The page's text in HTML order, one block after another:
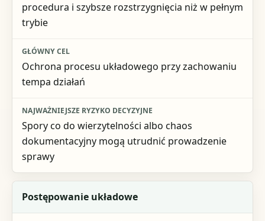
procedura i szybsze rozstrzygnięcia niż w pełnym
trybie
Ochrona procesu układowego przy zachowaniu
tempa działań
Spory co do wierzytelności albo chaos
dokumentacyjny mogą utrudnić prowadzenie
sprawy
Postępowanie układowe